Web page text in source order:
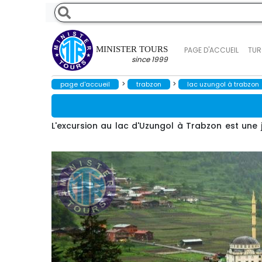
MINISTER TOURS
since 1999
PAGE D'ACCUEIL
page d'accueil > trabzon > lac uzungol à trabzon
L'excursion au lac d'Uzungol à Trabzon est